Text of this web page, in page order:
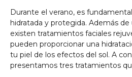
Durante el verano, es
hidratada y protegida. Además
existen tratamientos faciales
pueden proporcionar una
tu piel de los efectos del sol. A
presentamos tres tratamientos